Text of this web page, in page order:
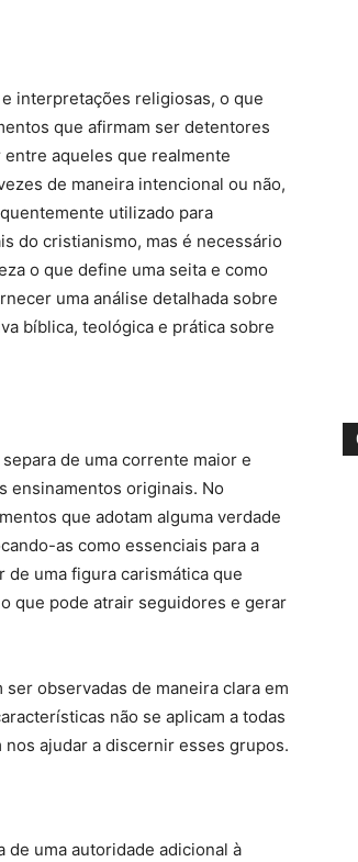
para
baixo
aumentar
o
volume.
interpretações religiosas, o que
que afirmam ser detentores
aqueles que realmente
de maneira intencional ou não,
utilizado para
do cristianismo, mas é necessário
o que define uma seita e como
uma análise detalhada sobre
bíblica, teológica e prática sobre
de uma corrente maior e
ensinamentos originais. No
que adotam alguma verdade
as como essenciais para a
de uma figura carismática que
que pode atrair seguidores e gerar
observadas de maneira clara em
não se aplicam a todas
ajudar a discernir esses grupos.
de uma autoridade adicional à